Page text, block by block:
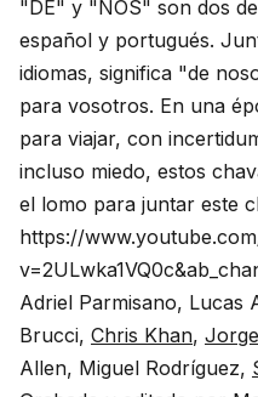
"DE" y "NOS" son dos
español y portugués.
idiomas, significa "de
para vosotros. En una
para viajar, con
incluso miedo, estos
el lomo para juntar este
https://
Adriel Parmisano, Lucas
Brucci, Chris Khan,
Allen, Miguel Rodríguez,